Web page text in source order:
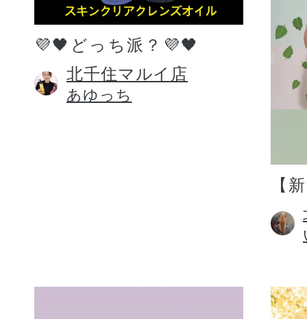
💜🖤どっち派？💜🖤
北千住マルイ店
あゆっち
【